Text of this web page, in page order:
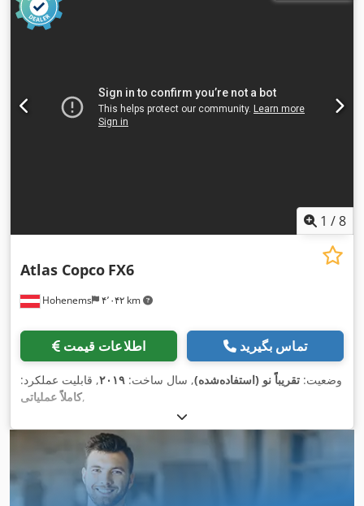
1 /8
Hohenems ۴٬۰۴۲ km
Atlas Copco FX6
اطلاعات قیمت تماس بگیرید
وضعیت: تقریباً نو (استفاده‌شده), سال ساخت: ۲۰۱۹, قابلیت عملکرد:
کاملاً عملیاتی,